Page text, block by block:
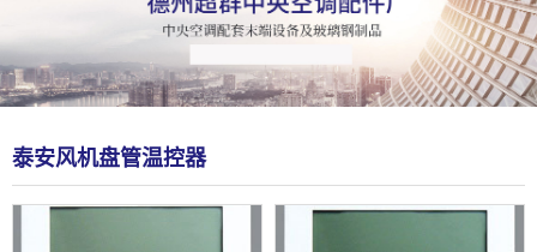
泰安风机盘管温控器